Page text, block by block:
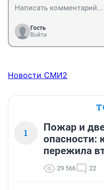
Гость
Войти
Новости СМИ2
1
Пожар и
опасности:
пережила
29 566 22